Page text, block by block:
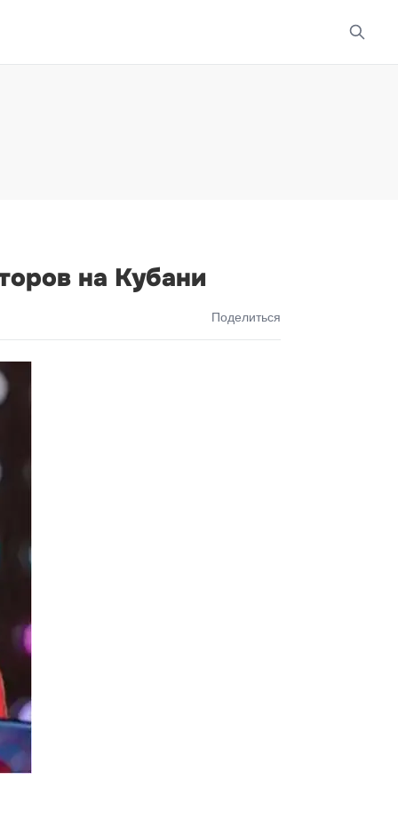
на Кубани
Поделиться